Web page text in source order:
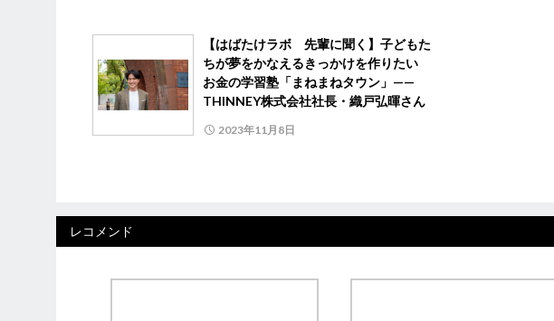
【はばたけラボ 先輩に聞く】子どもた
ちが夢をかなえるきっかけを作りたい
お金の学習塾「まねまねタウン」——
THINNEY株式会社社長・織戸弘暉さん
2023年11月8日
レコメンド